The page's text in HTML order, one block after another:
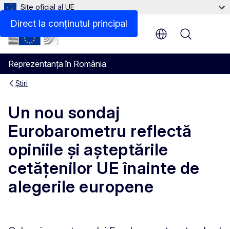
Direct la conținutul principal
Site oficial al UE
Reprezentanța în România
Menu
Știri
Un nou sondaj
Eurobarometru reflectă
opiniile și așteptările
cetățenilor UE înainte de
alegerile europene